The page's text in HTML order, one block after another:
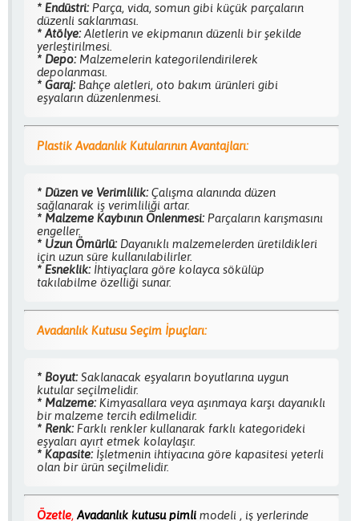
* Endüstri: Parça, vida, somun gibi küçük parçaların
düzenli saklanması.
* Atölye: Aletlerin ve ekipmanın düzenli bir şekilde
yerleştirilmesi.
* Depo: Malzemelerin kategorilendirilerek
depolanması.
* Garaj: Bahçe aletleri, oto bakım ürünleri gibi
eşyaların düzenlenmesi.
Plastik Avadanlık Kutularının Avantajları:
* Düzen ve Verimlilik: Çalışma alanında düzen
sağlanarak iş verimliliği artar.
* Malzeme Kaybının Önlenmesi: Parçaların karışmasını
engeller.
* Uzun Ömürlü: Dayanıklı malzemelerden üretildikleri
için uzun süre kullanılabilirler.
* Esneklik: İhtiyaçlara göre kolayca sökülüp
takılabilme özelliği sunar.
Avadanlık Kutusu Seçim İpuçları:
* Boyut: Saklanacak eşyaların boyutlarına uygun
kutular seçilmelidir.
* Malzeme: Kimyasallara veya aşınmaya karşı dayanıklı
bir malzeme tercih edilmelidir.
* Renk: Farklı renkler kullanarak farklı kategorideki
eşyaları ayırt etmek kolaylaşır.
* Kapasite: İşletmenin ihtiyacına göre kapasitesi yeterli
olan bir ürün seçilmelidir.
Özetle, Avadanlık kutusu pimli modeli , iş yerlerinde